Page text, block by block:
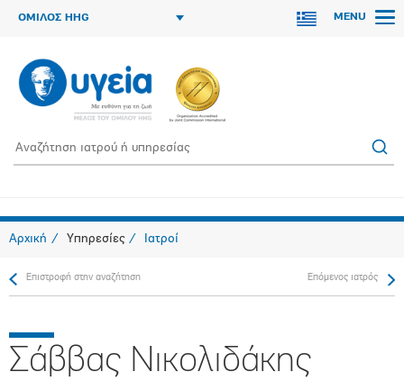
ΟΜΙΛΟΣ HHG MENU
Αρχική Υπηρεσίες Ιατροί
Επιστροφή στην αναζήτηση Επόμενος ιατρός
Σάββας Νικολιδάκης